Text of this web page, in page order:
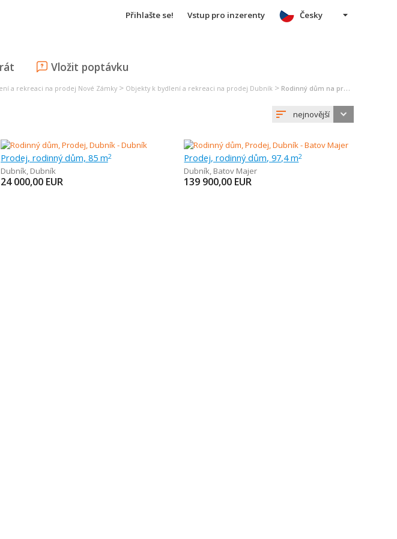
Přihlašte se! Vstup pro inzerenty
Vložit poptávku
Česky
a rekreaci na prodej Nové Zámky > Objekty k bydlení a rekreaci na prodej Dubník > Rodinný dům na prodej Dubník
nejnovější
Prodej, rodinný dům, 85 m2
Dubník, Dubník
24 000,00 EUR
Prodej, rodinný dům, 97,4 m2
Dubník, Batov Majer
139 900,00 EUR